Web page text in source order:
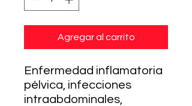
Agregar al carrito
Enfermedad inflamatoria
pélvica, infecciones
intraabdominales,